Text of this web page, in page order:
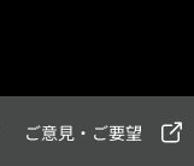
ご意見・ご要望